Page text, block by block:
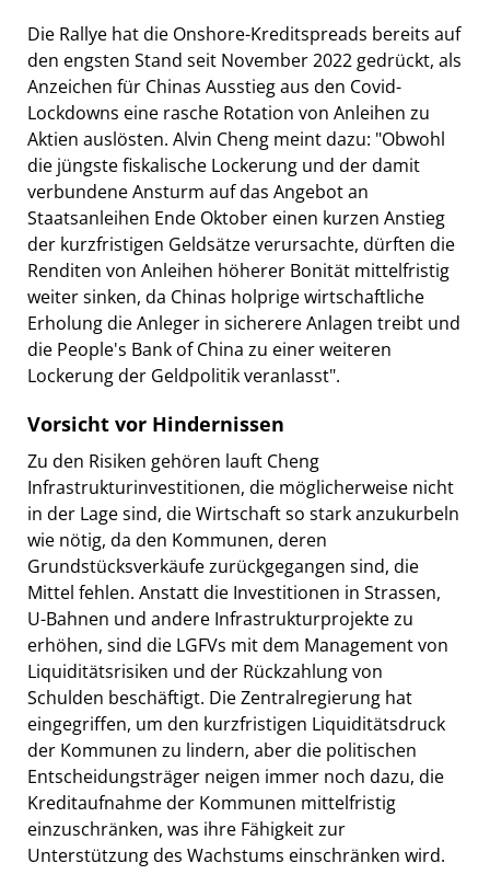
Die Rallye hat die Onshore-Kreditspreads bereits auf
den engsten Stand seit November 2022 gedrückt, als
Anzeichen für Chinas Ausstieg aus den Covid-
Lockdowns eine rasche Rotation von Anleihen zu
Aktien auslösten. Alvin Cheng meint dazu: "Obwohl
die jüngste fiskalische Lockerung und der damit
verbundene Ansturm auf das Angebot an
Staatsanleihen Ende Oktober einen kurzen Anstieg
der kurzfristigen Geldsätze verursachte, dürften die
Renditen von Anleihen höherer Bonität mittelfristig
weiter sinken, da Chinas holprige wirtschaftliche
Erholung die Anleger in sicherere Anlagen treibt und
die People's Bank of China zu einer weiteren
Lockerung der Geldpolitik veranlasst".
Vorsicht vor Hindernissen
Zu den Risiken gehören lauft Cheng
Infrastrukturinvestitionen, die möglicherweise nicht
in der Lage sind, die Wirtschaft so stark anzukurbeln
wie nötig, da den Kommunen, deren
Grundstücksverkäufe zurückgegangen sind, die
Mittel fehlen. Anstatt die Investitionen in Strassen,
U-Bahnen und andere Infrastrukturprojekte zu
erhöhen, sind die LGFVs mit dem Management von
Liquiditätsrisiken und der Rückzahlung von
Schulden beschäftigt. Die Zentralregierung hat
eingegriffen, um den kurzfristigen Liquiditätsdruck
der Kommunen zu lindern, aber die politischen
Entscheidungsträger neigen immer noch dazu, die
Kreditaufnahme der Kommunen mittelfristig
einzuschränken, was ihre Fähigkeit zur
Unterstützung des Wachstums einschränken wird.